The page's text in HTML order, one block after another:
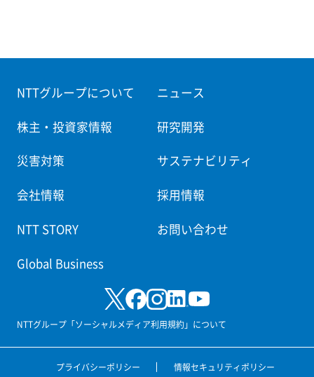
NTTグループについて ニュース
株主・投資家情報 研究開発
災害対策 サステナビリティ
会社情報 採用情報
NTT STORY お問い合わせ
Global Business
NTTグループ「ソーシャルメディア利用規約」について
プライバシーポリシー 情報セキュリティポリシー